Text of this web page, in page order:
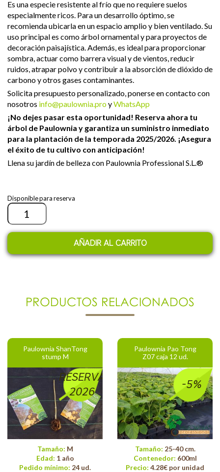
Es una especie resistente al frío que no requiere suelos
especialmente ricos. Para un desarrollo óptimo, se
recomienda ubicarla en un espacio amplio y bien ventilado. Su
uso principal es como árbol ornamental y para proyectos de
decoración paisajística. Además, es ideal para proporcionar
sombra, actuar como barrera visual y de vientos, reducir
ruidos, atrapar polvo y contribuir a la absorción de dióxido de
carbono y otros gases contaminantes.
Solicita presupuesto personalizado, ponerse en contacto con
nosotros info@paulownia.proyWhatsApp
¡No dejes pasar esta oportunidad! Reserva ahora tu
árbol de Paulownia y garantiza un suministro inmediato
para la plantación de la temporada 2025/2026. ¡Asegura
el éxito de tu cultivo con anticipación!
Llena su jardín de belleza con Paulownia Professional S.L.®
Disponible para reserva
Cantidad
AÑADIR AL CARRITO
PRODUCTOS RELACIONADOS
Paulownia ShanTong
stump M
RESERVA
2026
Tamaño: M
Edad: 1 año
Pedido mínimo: 24 ud.
Paulownia Pao Tong
Z07 caja 12 ud.
-5%
Tamaño: 25-40 cm.
Contenedor: 600ml
Precio: 4.28€ por unidad